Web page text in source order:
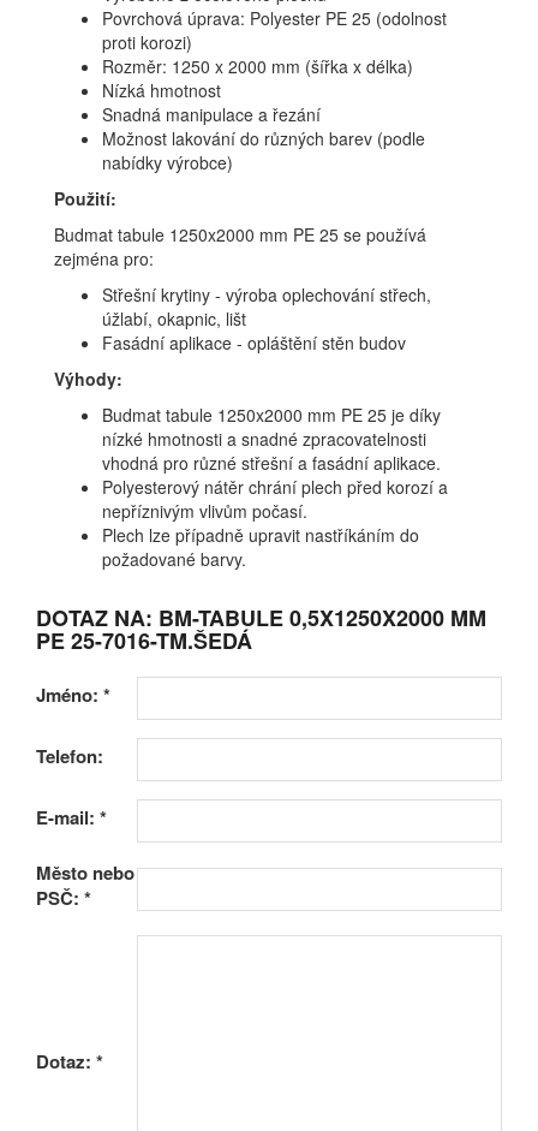
Povrchová úprava: Polyester PE 25 (odolnost
proti korozi)
Rozměr: 1250 x 2000 mm (šířka x délka)
Nízká hmotnost
Snadná manipulace a řezání
Možnost lakování do různých barev (podle
nabídky výrobce)
Použití:
Budmat tabule 1250x2000 mm PE 25 se používá
zejména pro:
Střešní krytiny - výroba oplechování střech,
úžlabí, okapnic, lišt
Fasádní aplikace - opláštění stěn budov
Výhody:
Budmat tabule 1250x2000 mm PE 25 je díky
nízké hmotnosti a snadné zpracovatelnosti
vhodná pro různé střešní a fasádní aplikace.
Polyesterový nátěr chrání plech před korozí a
nepříznivým vlivům počasí.
Plech lze případně upravit nastříkáním do
požadované barvy.
DOTAZ NA: BM-TABULE 0,5X1250X2000 MM
PE 25-7016-TM.ŠEDÁ
Jméno: *
Telefon:
E-mail: *
Město nebo
PSČ: *
Dotaz: *